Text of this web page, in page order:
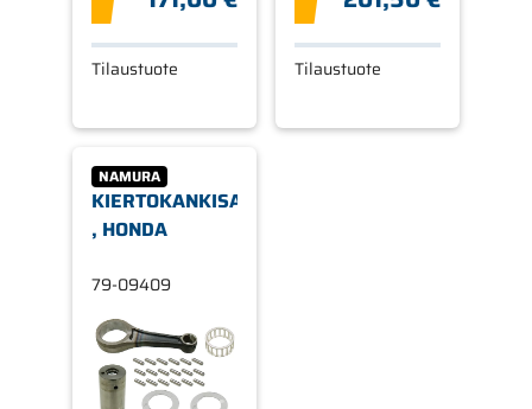
Tilaustuote Tilaustuote
NAMURA
KIERTOKANKISARJA,
, HONDA
79-09409